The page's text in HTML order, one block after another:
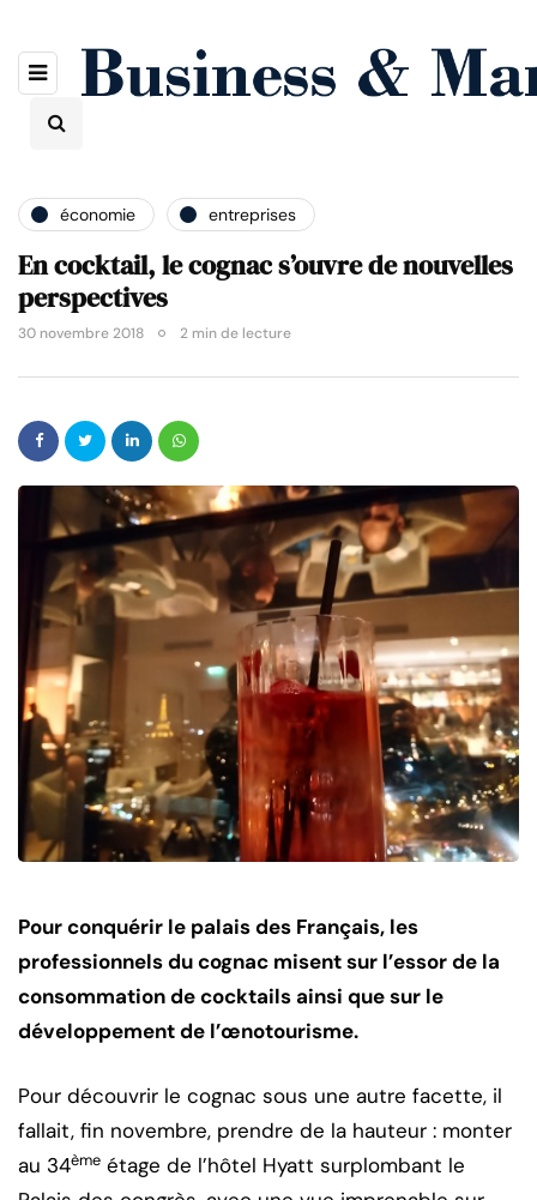
économie entreprises
En cocktail, le cognac s’ouvre de nouvelles
perspectives
30 novembre 2018 2 min de lecture
Pour conquérir le palais des Français, les
professionnels du cognac misent sur l’essor de la
consommation de cocktails ainsi que sur le
développement de l’œnotourisme.
Pour découvrir le cognac sous une autre facette, il
fallait, fin novembre, prendre de la hauteur : monter
au 34ème étage de l’hôtel Hyatt surplombant le